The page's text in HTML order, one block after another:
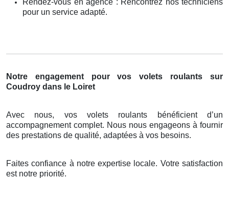
Rendez-vous en agence : Rencontrez nos techniciens
pour un service adapté.
Notre engagement pour vos volets roulants sur
Coudroy dans le Loiret
Avec nous, vos volets roulants bénéficient d’un
accompagnement complet. Nous nous engageons à fournir
des prestations de qualité, adaptées à vos besoins.
Faites confiance à notre expertise locale. Votre satisfaction
est notre priorité.